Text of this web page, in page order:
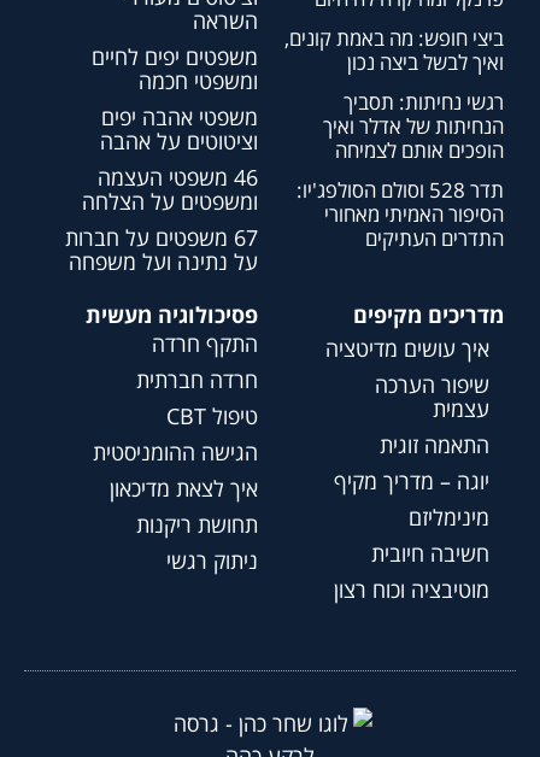
ביצי חופש: מה באמת קונים,
ואיך לבשל ביצה נכון
רגשי נחיתות: תסביך
הנחיתות של אדלר ואיך
הופכים אותם לצמיחה
תדר 528 וסולם הסולפג'יו:
הסיפור האמיתי מאחורי
התדרים העתיקים
השראה
משפטים יפים לחיים
ומשפטי חכמה
משפטי אהבה יפים
וציטוטים על אהבה
46 משפטי העצמה
ומשפטים על הצלחה
67 משפטים על חברות
על נתינה ועל משפחה
מדריכים מקיפים
איך עושים מדיטציה
שיפור הערכה
עצמית
התאמה זוגית
יוגה – מדריך מקיף
מינימליזם
חשיבה חיובית
מוטיבציה וכוח רצון
פסיכולוגיה מעשית
התקף חרדה
חרדה חברתית
טיפול CBT
הגישה ההומניסטית
איך לצאת מדיכאון
תחושת ריקנות
ניתוק רגשי